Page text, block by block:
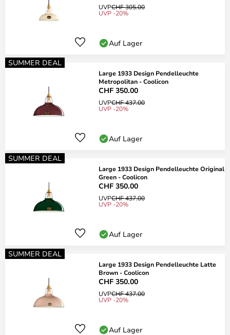
UVPCHF 305.00
UVP -20%
Auf Lager
SUMMER DEAL
Large 1933 Design Pendelleuchte
Metropolitan - Coolicon
CHF 350.00
UVPCHF 437.00
UVP -20%
Auf Lager
SUMMER DEAL
Large 1933 Design Pendelleuchte Original
Green - Coolicon
CHF 350.00
UVPCHF 437.00
UVP -20%
Auf Lager
SUMMER DEAL
Large 1933 Design Pendelleuchte Latte
Brown - Coolicon
CHF 350.00
UVPCHF 437.00
UVP -20%
Auf Lager